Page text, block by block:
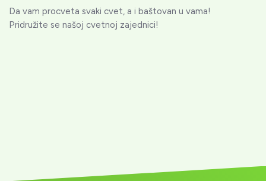
Da vam procveta svaki cvet, a i baštovan u vama!
Pridružite se našoj cvetnoj zajednici!